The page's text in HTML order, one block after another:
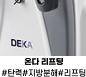
온다 리프팅
#탄력#지방분해#리프팅